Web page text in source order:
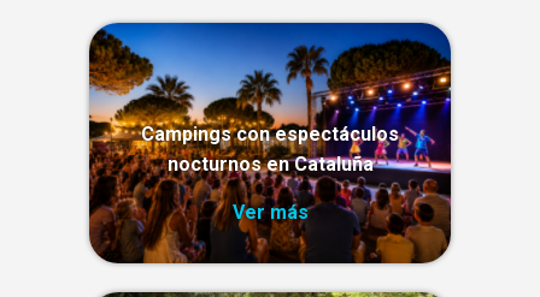
Campings con espectáculos
nocturnos en Cataluña
Ver más